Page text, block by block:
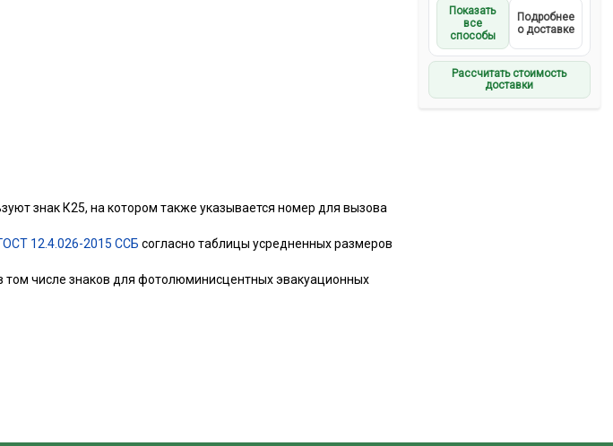
Показать
все
способы
Подробнее
о доставке
Рассчитать стоимость
доставки
знак К25, на котором также указывается номер для вызова
12.4.026-2015 ССБ согласно таблицы усредненных размеров
числе знаков для фотолюминисцентных эвакуационных